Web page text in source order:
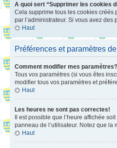
A quoi sert “Supprimer les cookies
Cela supprime tous les cookies créés
par l’administrateur. Si vous avez
Haut
Préférences et paramètres
Comment modifier mes paramètres?
Tous vos paramètres (si vous êtes
modifier tous vos paramètres et
Haut
Les heures ne sont pas correctes!
Il est possible que l’heure affichée
panneau de l’utilisateur. Notez que la
Haut